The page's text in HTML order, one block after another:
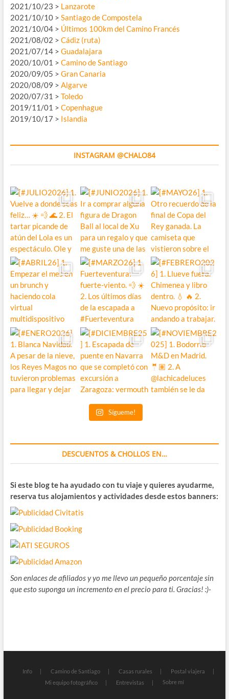
2021/10/23 > Lanzarote
2021/10/10 > Santiago de Compostela
2021/10/04 > Últimos 100km del Camino Francés
2021/08/02 > Cádiz (ruta)
2021/07/14 > Guadalajara
2020/10/01 > Camino de Santiago
2020/09/05 > Gran Canaria
2020/08/09 > Algarve
2020/07/31 > Toledo
2019/11/01 > Copenhague
2019/10/17 > Islandia
INSTAGRAM @CHALO84
Sígueme!
DESCUENTOS & CHOLLOS EN…
Si este blog te ha ayudado con tu viaje y quieres ayudarme,
reserva tus alojamientos y actividades desde estos banners:
Son enlaces de afiliados y yo me llevo un pequeño porcentaje sin
que esto suponga un incremento en el precio para ti. Gracias! :)-
Info Camino de Santiago Casas rurales
Postal viajera
Mi equipo fotográfico
Entrevistas Sobre mí